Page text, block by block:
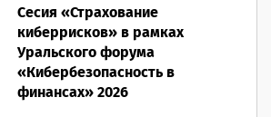
28.05.2026
Сесия «Страхование
киберрисков» в рамках
Уральского форума
«Кибербезопасность в
финансах» 2026